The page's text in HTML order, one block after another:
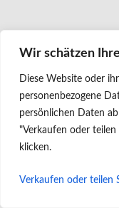
Wir schätzen
Diese Website oder
personenbezogene
persönlichen Daten
"Verkaufen oder
klicken.
Verkaufen oder teilen